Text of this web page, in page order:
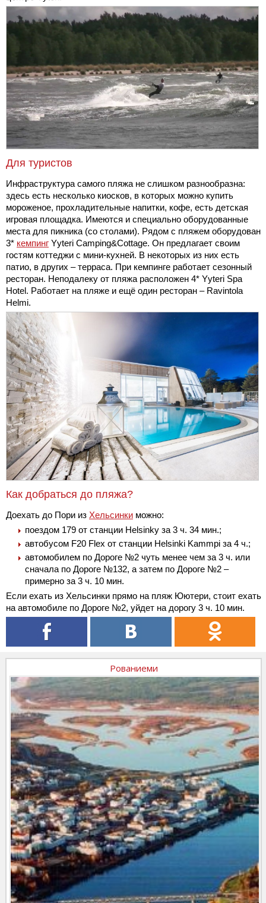
Для туристов
Инфраструктура самого пляжа не слишком разнообразна:
здесь есть несколько киосков, в которых можно купить
мороженое, прохладительные напитки, кофе, есть детская
игровая площадка. Имеются и специально оборудованные
места для пикника (со столами). Рядом с пляжем оборудован
3* кемпинг Yyteri Camping&Cottage. Он предлагает своим
гостям коттеджи с мини-кухней. В некоторых из них есть
патио, в других – терраса. При кемпинге работает сезонный
ресторан. Неподалеку от пляжа расположен 4* Yyteri Spa
Hotel. Работает на пляже и ещё один ресторан – Ravintola
Helmi.
Как добраться до пляжа?
Доехать до Пори из Хельсинки можно:
поездом 179 от станции Helsinky за 3 ч. 34 мин.;
автобусом F20 Flex от станции Helsinki Kammpi за 4 ч.;
автомобилем по Дороге №2 чуть менее чем за 3 ч. или
сначала по Дороге №132, а затем по Дороге №2 –
примерно за 3 ч. 10 мин.
Если ехать из Хельсинки прямо на пляж Юютери, стоит ехать
на автомобиле по Дороге №2, уйдет на дорогу 3 ч. 10 мин.
Рованиеми